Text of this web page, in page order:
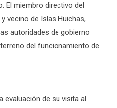
El miembro directivo del
vecino de Islas Huichas,
autoridades de gobierno
del funcionamiento de
evaluación de su visita al